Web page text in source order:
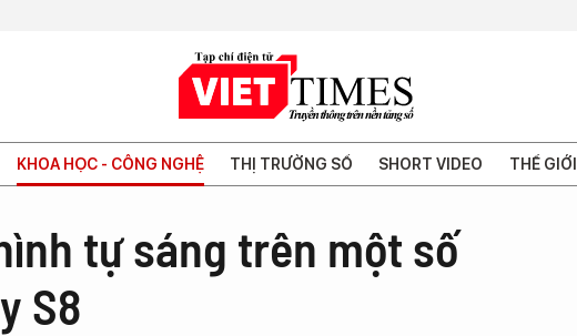
KHOA HỌC - CÔNG NGHỆ THỊ TRƯỜNG SỐ SHORT VIDEO THẾ GIỚI
tự sáng trên một số
S8